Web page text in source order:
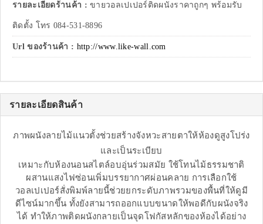
รายละเอียดร้านค้า :ขายวอลเปเปอร์ติดผนังราคาถูกๆ พร้อมรับ
ติดตั้ง โทร 084-531-8896
Url ของร้านค้า : http://www.like-wall.com
รายละเอียดสินค้า
ภาพผนังลายไม้แนวตั้งช่วยสร้างจังหวะสายตาให้ห้องดูสูงโปร่ง
และเป็นระเบียบ
เหมาะกับห้องนอนสไตล์อบอุ่นร่วมสมัย ใช้โทนไม้ธรรมชาติ
ผสานแสงไฟซ่อนเพิ่มบรรยากาศผ่อนคลาย การเลือกใช้
วอลเปเปอร์สั่งพิมพ์ลายนี้ช่วยยกระดับภาพรวมของพื้นที่ให้ดูมี
ดีไซน์มากขึ้น ทั้งยังสามารถออกแบบขนาดให้พอดีกับผนังจริง
ได้ ทำให้ภาพติดผนังกลายเป็นจุดโฟกัสหลักของห้องได้อย่าง